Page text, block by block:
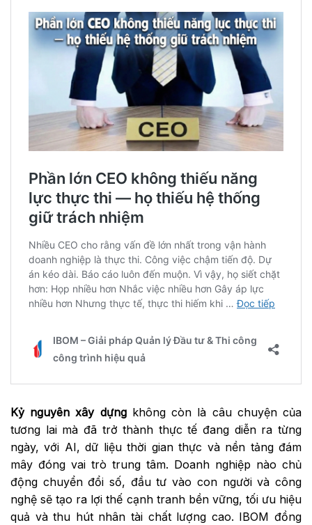
Kỷ nguyên xây dựngkhông còn là câu chuyện của
tương lai mà đã trở thành thực tế đang diễn ra từng
ngày, với AI, dữ liệu thời gian thực và nền tảng đám
mây đóng vai trò trung tâm. Doanh nghiệp nào chủ
động chuyển đổi số, đầu tư vào con người và công
nghệ sẽ tạo ra lợi thế cạnh tranh bền vững, tối ưu hiệu
quả và thu hút nhân tài chất lượng cao. IBOM đồng